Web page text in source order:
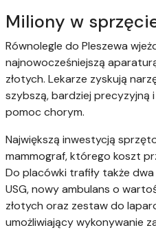
Miliony w
Równolegle do Pleszewa
najnowocześniejszą
złotych. Lekarze zyskują
szybszą, bardziej precyzyjną
pomoc chorym.
Największą inwestycją
mammograf, którego koszt
Do placówki trafiły także
USG, nowy ambulans o
złotych oraz zestaw do
umożliwiający wykonywanie